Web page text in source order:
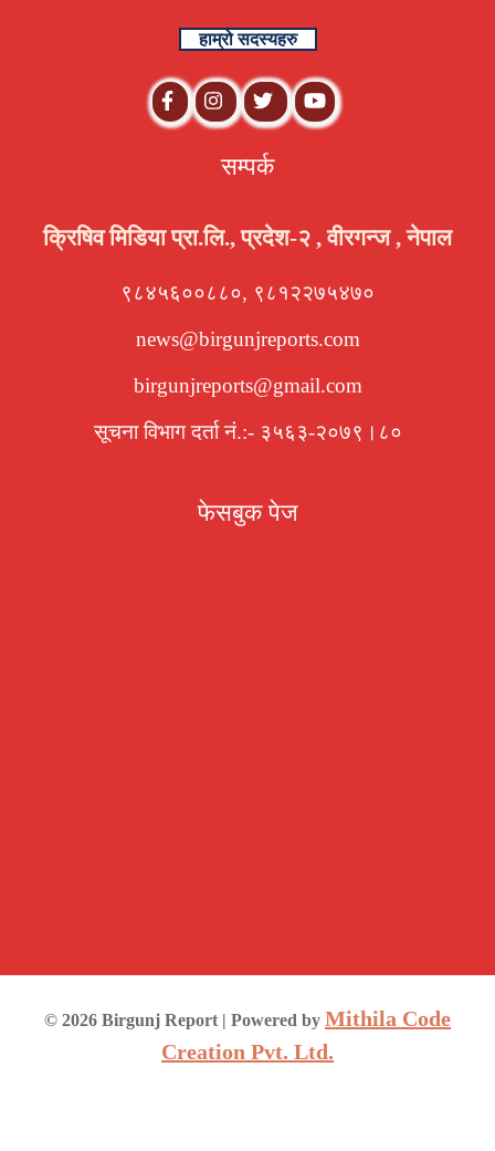
हाम्रो सदस्यहरु
सम्पर्क
क्रिषिव मिडिया प्रा.लि., प्रदेश-२ , वीरगन्ज , नेपाल
९८४५६००८८०, ९८१२२७५४७०
news@birgunjreports.com
birgunjreports@gmail.com
सूचना विभाग दर्ता नं.:- ३५६३-२०७९।८०
फेसबुक पेज
© 2026 Birgunj Report | Powered by Mithila Code
Creation Pvt. Ltd.